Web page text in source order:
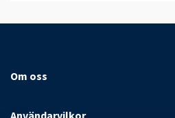
Om oss